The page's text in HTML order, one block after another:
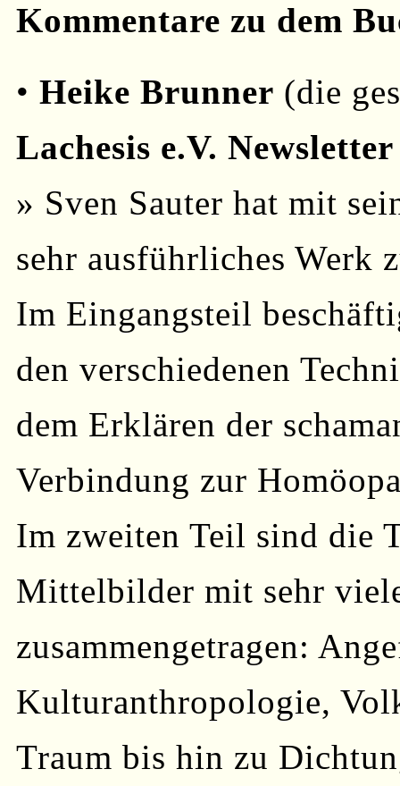
Kommentare zu dem
• Heike Brunner (die
Lachesis e.V.
» Sven Sauter hat mit
sehr ausführliches Werk
Im Eingangsteil
den verschiedenen
dem Erklären der
Verbindung zur
Im zweiten Teil sind die
Mittelbilder mit sehr
zusammengetragen:
Kulturanthropologie,
Traum bis hin zu